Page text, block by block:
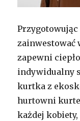
Przygotowując
zainwestować
zapewni
indywidualny
kurtka z
hurtowni
każdej